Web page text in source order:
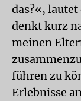
das?«,
denkt kurz
meinen
führen zu
Erlebnisse